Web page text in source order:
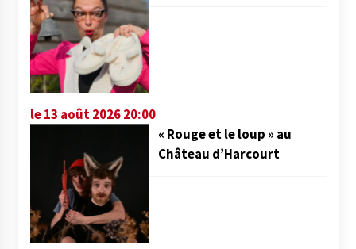
le 13 août 2026 20:00
« Rouge et le loup » au
Château d’Harcourt